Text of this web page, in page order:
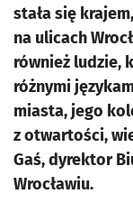
stała się
na ulicach
również ludzie,
różnymi
miasta, jego
z otwartości,
Gaś, dyrektor
Wrocławiu.